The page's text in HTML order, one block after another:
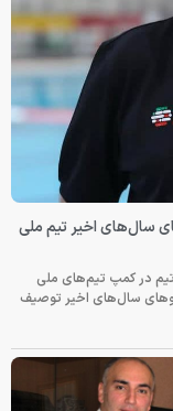
سال‌های اخیر تیم ملی
در کمپ تیم‌های ملی
سال‌های اخیر توصیف